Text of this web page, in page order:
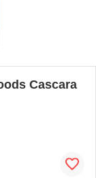
Cascara